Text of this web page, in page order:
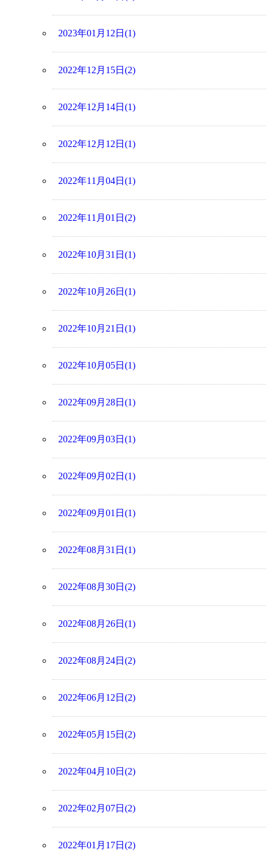
2023年01月12日(1)
2022年12月15日(2)
2022年12月14日(1)
2022年12月12日(1)
2022年11月04日(1)
2022年11月01日(2)
2022年10月31日(1)
2022年10月26日(1)
2022年10月21日(1)
2022年10月05日(1)
2022年09月28日(1)
2022年09月03日(1)
2022年09月02日(1)
2022年09月01日(1)
2022年08月31日(1)
2022年08月30日(2)
2022年08月26日(1)
2022年08月24日(2)
2022年06月12日(2)
2022年05月15日(2)
2022年04月10日(2)
2022年02月07日(2)
2022年01月17日(2)